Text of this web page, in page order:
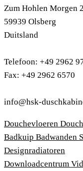
Zum Hohlen Morgen
59939 Olsberg
Duitsland
Telefoon: +49 2962
Fax: +49 2962 6570
info@hsk-
Douchevloeren
Badkuip Badwanden
Designradiatoren
Downloadcentrum